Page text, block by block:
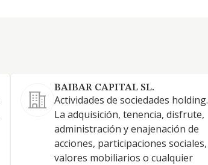
BAIBAR CAPITAL SL.
Actividades de sociedades holding.
La adquisición, tenencia, disfrute,
administración y enajenación de
acciones, participaciones sociales,
valores mobiliarios o cualquier